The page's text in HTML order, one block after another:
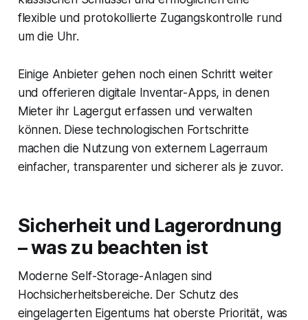
flexible und protokollierte Zugangskontrolle rund
um die Uhr.
Einige Anbieter gehen noch einen Schritt weiter
und offerieren digitale Inventar-Apps, in denen
Mieter ihr Lagergut erfassen und verwalten
können. Diese technologischen Fortschritte
machen die Nutzung von externem Lagerraum
einfacher, transparenter und sicherer als je zuvor.
Sicherheit und Lagerordnung
– was zu beachten ist
Moderne Self-Storage-Anlagen sind
Hochsicherheitsbereiche. Der Schutz des
eingelagerten Eigentums hat oberste Priorität, was